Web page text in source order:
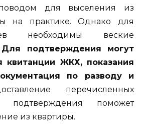
для выселения из
на практике. Однако для
необходимы веские
Для подтверждения могут
квитанции ЖКХ, показания
по разводу и
перечисленных
подтверждения поможет
из квартиры.